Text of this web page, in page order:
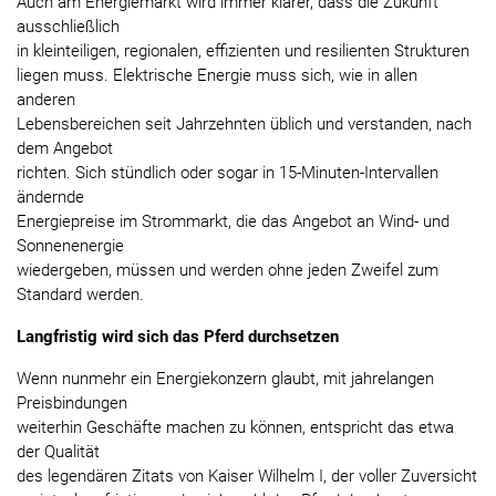
ausschließlich
in kleinteiligen, regionalen, effizienten und resilienten Strukturen
liegen muss. Elektrische Energie muss sich, wie in allen
anderen
Lebensbereichen seit Jahrzehnten üblich und verstanden, nach
dem Angebot
richten. Sich stündlich oder sogar in 15-Minuten-Intervallen
ändernde
Energiepreise im Strommarkt, die das Angebot an Wind- und
Sonnenenergie
wiedergeben, müssen und werden ohne jeden Zweifel zum
Standard werden.
Langfristig wird sich das Pferd durchsetzen
Wenn nunmehr ein Energiekonzern glaubt, mit jahrelangen
Preisbindungen
weiterhin Geschäfte machen zu können, entspricht das etwa
der Qualität
des legendären Zitats von Kaiser Wilhelm I, der voller Zuversicht